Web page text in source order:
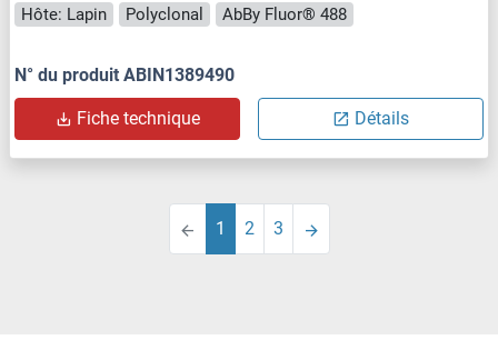
Hôte: Lapin
Polyclonal AbBy Fluor® 488
N° du produit ABIN1389490
Fiche technique Détails
1 2 3